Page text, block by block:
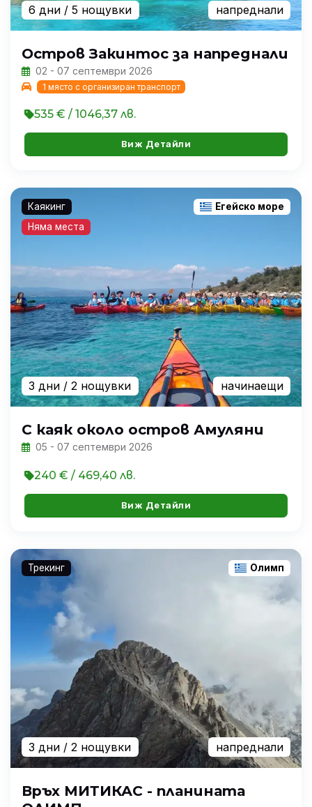
6 дни / 5 нощувки напреднали
Остров Закинтос за напреднали
02 - 07 септември 2026
1 място с организиран транспорт
535 € / 1046,37 лв.
Виж Детайли
Каякинг
Егейско море
Няма места
3 дни / 2 нощувки начинаещи
С каяк около остров Амуляни
05 - 07 септември 2026
240 € / 469,40 лв.
Виж Детайли
Трекинг Олимп
3 дни / 2 нощувки напреднали
Връх МИТИКАС - планината